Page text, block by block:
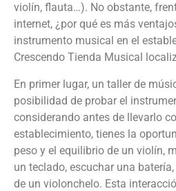
violín, flauta…). No obstante,
internet, ¿por qué es más
instrumento musical en el
Crescendo Tienda Musical
En primer lugar, un taller de
posibilidad de probar el
considerando antes de llevarlo
establecimiento, tienes la
peso y el equilibrio de un violín,
un teclado, escuchar una
de un violonchelo. Esta